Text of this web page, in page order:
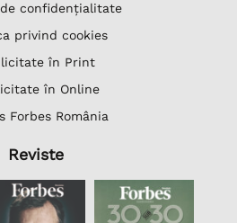
confidențialitate
privind cookies
în Print
în Online
Forbes România
Reviste